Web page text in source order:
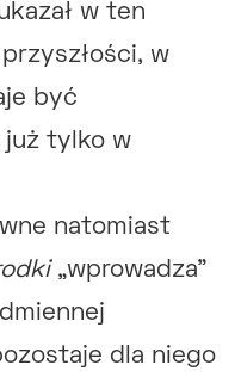
w ten
w
być
już tylko w
natomiast
„wprowadza”
dla niego